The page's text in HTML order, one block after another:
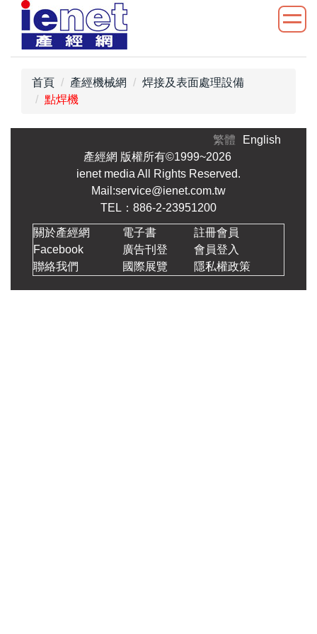
首頁 產經機械網
焊接及表面處理設備
點焊機
繁體
English
產經網 版權所有©1999~2026
ienet media All Rights Reserved.
Mail:service@ienet.com.tw
TEL：886-2-23951200
關於產經網
Facebook
聯絡我們
電子書
廣告刊登
國際展覽
註冊會員
會員登入
隱私權政策